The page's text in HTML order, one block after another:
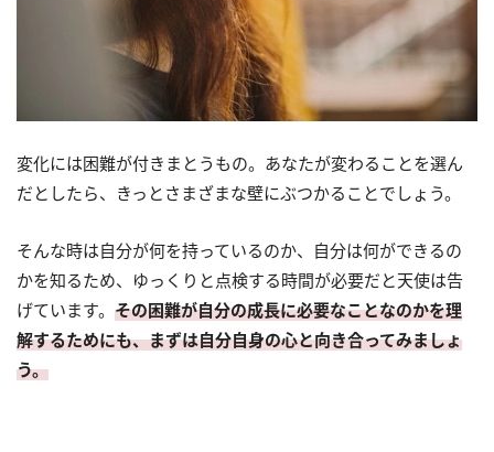
変化には困難が付きまとうもの。あなたが変わることを選ん
だとしたら、きっとさまざまな壁にぶつかることでしょう。
そんな時は自分が何を持っているのか、自分は何ができるの
かを知るため、ゆっくりと点検する時間が必要だと天使は告
げています。 その困難が自分の成長に必要なことなのかを理
解するためにも、まずは自分自身の心と向き合ってみましょ
う。